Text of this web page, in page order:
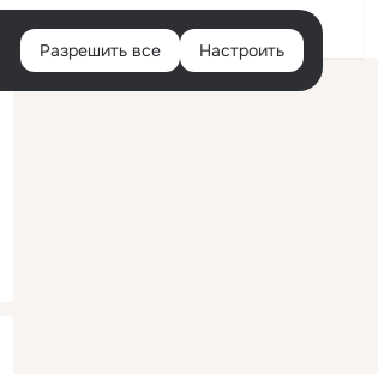
Войти
Разрешить все Настроить